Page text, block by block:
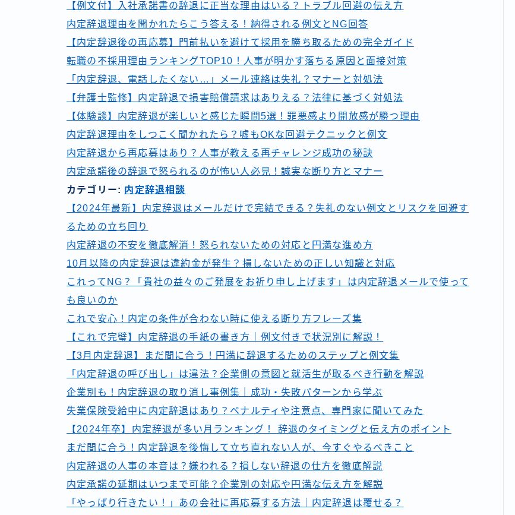
【例文付】入社承諾書の辞退に正当な理由はいる？トラブル回避の伝え方
内定辞退理由を聞かれたらこう答える！納得される例文とNG回答
【内定辞退後の再応募】門前払いを避けて採用を勝ち取るための完全ガイド
転職の不採用理由ランキングTOP10！人事が明かす落ちる原因と面接対策
「内定辞退、電話したくない…」メール連絡は失礼？マナーと対処法
【弁護士監修】内定辞退で損害賠償請求はありえる？法律に基づく対処法
【体験談】内定辞退が楽しいと感じた瞬間5選！罪悪感より開放感が勝つ理由
内定辞退理由をしつこく聞かれたら？嘘もOKな回避テクニックと例文
内定辞退から再応募はあり？人事が教える再チャレンジ成功の秘訣
内定承諾後の辞退で怒られるのが怖い人必見！誠実な断り方とマナー
カテゴリー: 内定辞退相談
【2024年最新】内定辞退はメールだけで完結できる？失礼のない例文とリスクを回避す
るための立ち回り
内定辞退の不安を徹底解消！怒られないための対応と円満な進め方
10月以降の内定辞退は違約金が発生？損しないための正しい知識と対応
これってNG？「貴社の益々のご発展をお祈り申し上げます」は内定辞退メールで使って
も良いのか
これで安心！内定の条件が合わない時に使える断り方フレーズ集
【これで完璧】内定辞退の手紙の書き方｜例文付きで状況別に解説！
【3月内定辞退】まだ間に合う！円満に辞退するためのステップと例文集
「内定辞退の呼び出し」は違法？企業側の意図と就活生が取るべき行動を解説
企業別も！内定辞退の取り消し事例集｜成功・失敗パターンから学ぶ
失業保険受給中に内定辞退はあり？ペナルティや注意点、専門家に聞いてみた
【2024年卒】内定辞退が多い月ランキング！ 辞退のタイミングと伝え方のポイント
まだ間に合う！内定辞退を後悔して立ち直れない人が、今すぐやるべきこと
内定辞退の人事の本音は？嫌われる？損しない辞退の仕方を徹底解説
内定承諾の延期はいつまで可能？企業別の対応や円満な伝え方を解説
「やっぱり行きたい！」あの会社に再応募する方法｜内定辞退は覆せる？